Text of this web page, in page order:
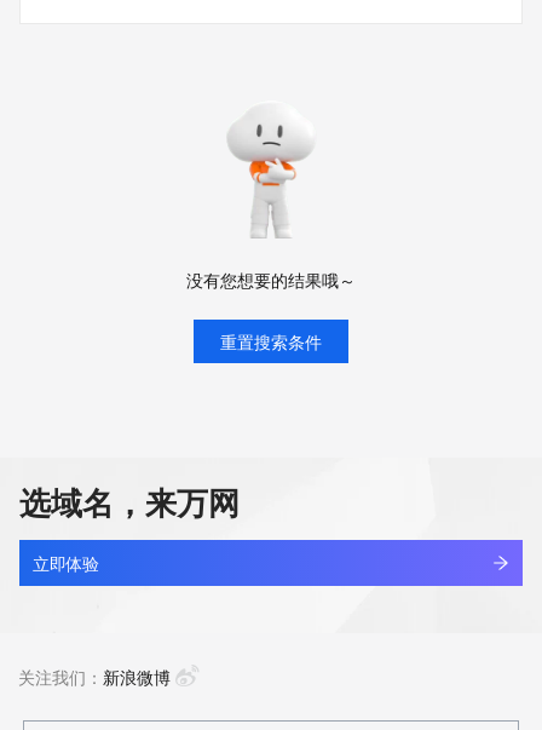
没有您想要的结果哦～
重置搜索条件
选域名，来万网
立即体验
关注我们： 新浪微博